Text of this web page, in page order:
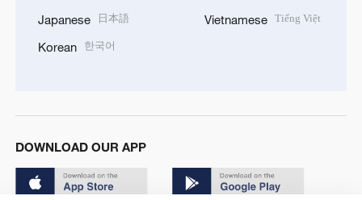
Japanese 日本語
Korean 한국어
Vietnamese Tiếng Việt
DOWNLOAD OUR APP